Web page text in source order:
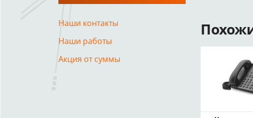
Наши контакты
Наши работы
Акция от суммы